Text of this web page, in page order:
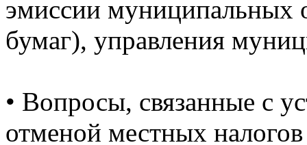
эмиссии муниципальных
бумаг), управления
• Вопросы, связанные с
отменой местных